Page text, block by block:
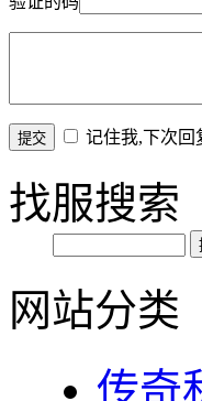
记住我,下次回
找服搜索
网站分类
传奇